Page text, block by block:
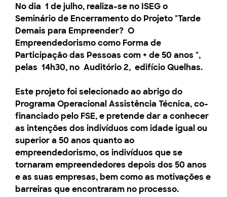
No dia 1 de julho, realiza-se no ISEG o
Seminário de Encerramento do Projeto "Tarde
Demais para Empreender? O
Empreendedorismo como Forma de
Participação das Pessoas com + de 50 anos ",
pelas 14h30,no Auditório 2, edifício Quelhas.
Este projeto foi selecionado ao abrigo do
Programa Operacional Assistência Técnica, co-
financiado pelo FSE, e pretende dar a conhecer
as intenções dos indivíduos com idade igual ou
superior a 50 anos quanto ao
empreendedorismo, os indivíduos que se
tornaram empreendedores depois dos 50 anos
e as suas empresas, bem como as motivações e
barreiras que encontraram no processo.